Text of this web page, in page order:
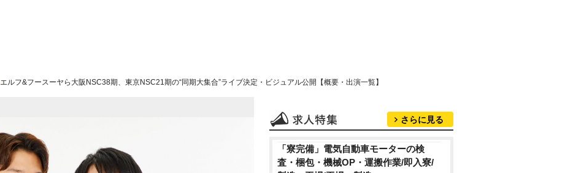
エルフ&フースーヤら大阪NSC38期、東京NSC21期の“同期大集合”ライブ決定・ビジュアル公開【概要・出演一覧】
さらに見る
「寮完備」電気自動車モーターの検
査・梱包・機械OP・運搬作業/即入寮/